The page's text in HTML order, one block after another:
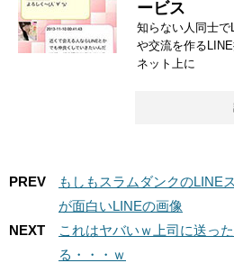
ービス
知らない人同士
や交流を作る
ネット上に
PREV
もしもスラムダンクのLINE
が面白いLINEの画像
NEXT
これはヤバいｗ上司に送っ
る・・・ｗ